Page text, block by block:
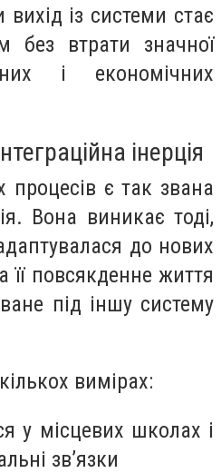
вихід із системи стає
без втрати значної
і економічних
інерція
є так звана
Вона виникає тоді,
до нових
її повсякденне життя
під іншу систему
вимірах:
у місцевих школах і
зв’язки